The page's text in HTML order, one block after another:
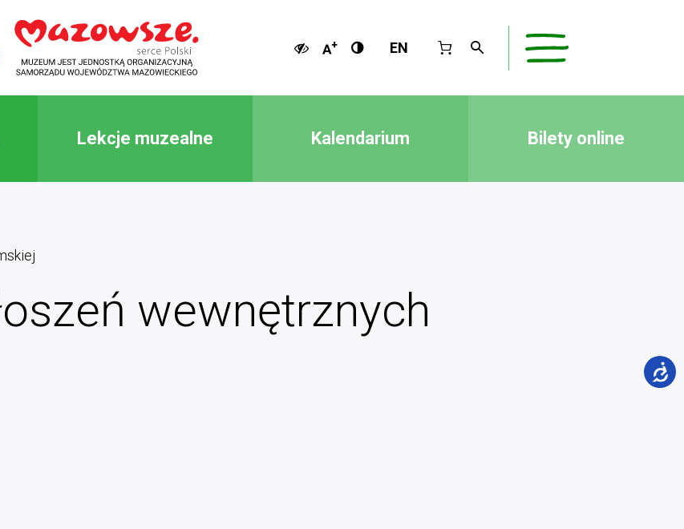
EN
Lekcje muzealne Kalendarium Bilety online
wewnętrznych